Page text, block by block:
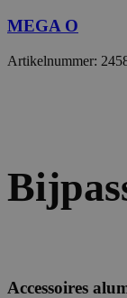
MEGA O
Artikelnummer:
Accessoires